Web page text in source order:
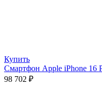
Купить
Смартфон Apple iPhone 16
98 702 ₽